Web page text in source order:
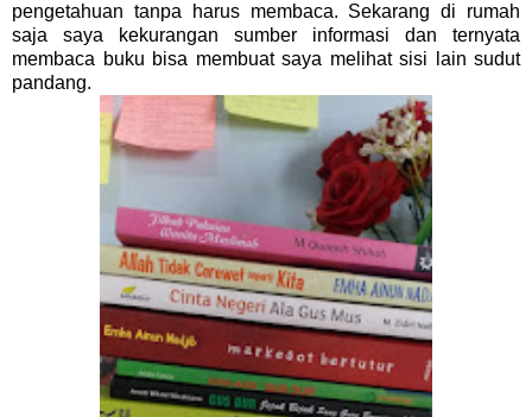
pengetahuan tanpa harus membaca. Sekarang di rumah
saja saya kekurangan sumber informasi dan ternyata
membaca buku bisa membuat saya melihat sisi lain sudut
pandang.